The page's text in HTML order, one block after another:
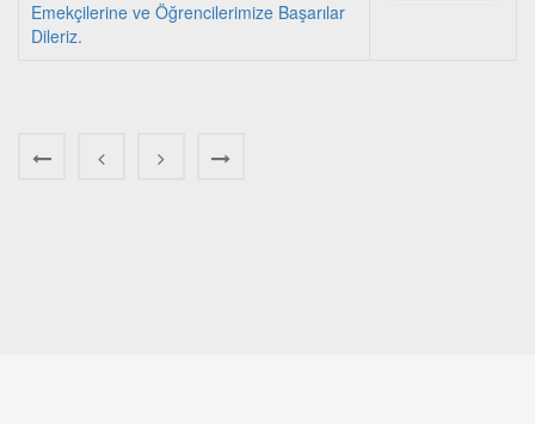
Emekçilerine ve Öğrencilerimize Başarılar
Dileriz.